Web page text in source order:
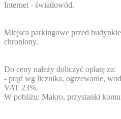
Internet - światłowód.
Miejsca parkingowe przed
chroniony.
Do ceny należy doliczyć opłatę za:
- prąd wg licznika, ogrzewanie,
VAT 23%.
W pobliżu: Makro, przystanki